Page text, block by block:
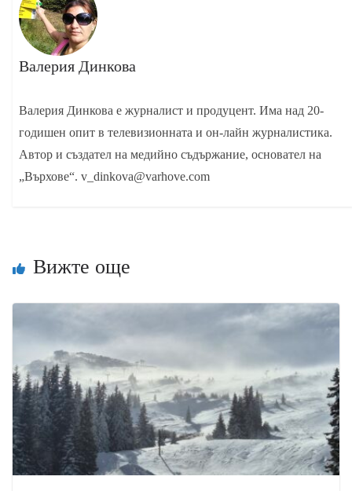
Валерия Динкова
Валерия Динкова е журналист и продуцент. Има над 20-
годишен опит в телевизионната и он-лайн журналистика.
Автор и създател на медийно съдържание, основател на
„Върхове“. v_dinkova@varhove.com
Вижте още